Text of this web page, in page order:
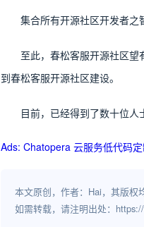
集合所有开源社区开发者之
至此，春松客服开源社区望
到春松客服开源社区建设。
目前，已经得到了数十位人
Ads: Chatopera 云服务低代码
本文原创，作者：Hai，其版权
如需转载，请注明出处：